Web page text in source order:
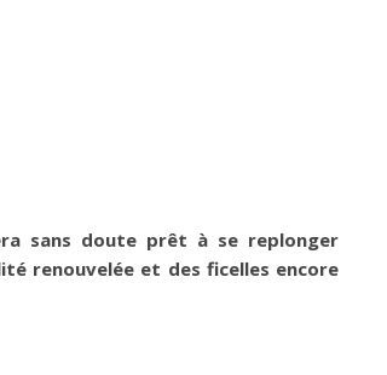
sans doute prêt à se replonger
renouvelée et des ficelles encore